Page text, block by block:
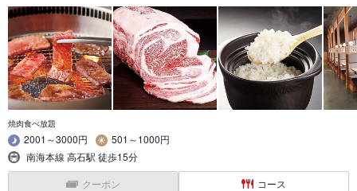
焼肉食べ放題
2001～3000円
501～1000円
南海本線 高石駅 徒歩15分
クーポン コース